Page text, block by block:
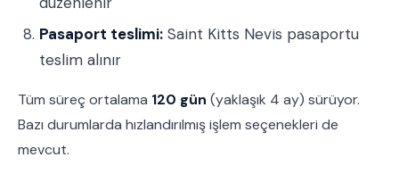
Pasaport teslimi: Saint Kitts Nevis pasaportu
teslim alınır
Tüm süreç ortalama 120 gün (yaklaşık 4 ay) sürüyor.
Bazı durumlarda hızlandırılmış işlem seçenekleri de
mevcut.